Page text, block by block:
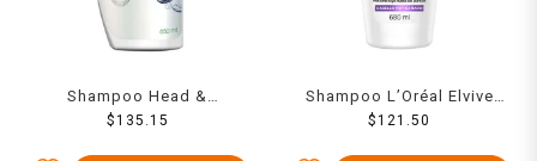
Shampoo Head &
Shoulders alivio
$135.15
Shampoo L’Oréal Elvive
reparación total extreme
$121.50